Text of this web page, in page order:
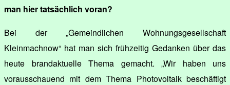
man hier tatsächlich voran?
Bei der „Gemeindlichen Wohnungsgesellschaft
Kleinmachnow“ hat man sich frühzeitig Gedanken über das
heute brandaktuelle Thema gemacht. „Wir haben uns
vorausschauend mit dem Thema Photovoltaik beschäftigt